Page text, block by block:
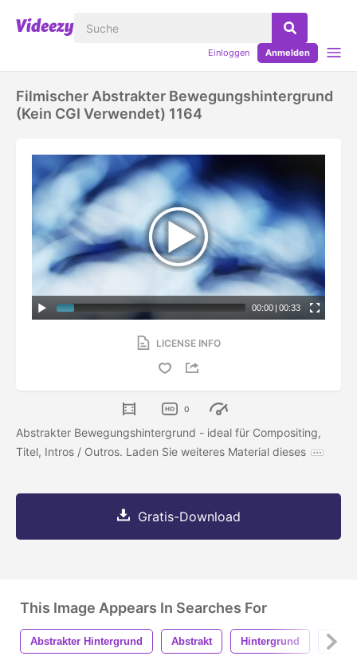
Einloggen Anmelden
Filmischer Abstrakter Bewegungshintergrund
(kein CGI Verwendet) 1164
00:00 | 00:33
LICENSE INFO
0
Abstrakter Bewegungshintergrund - ideal für Compositing,
Titel, Intros / Outros. Laden Sie weiteres Material dieses
Gratis-Download
This Image Appears In Searches For
Abstrakter Hintergrund Abstrakt Hintergrund